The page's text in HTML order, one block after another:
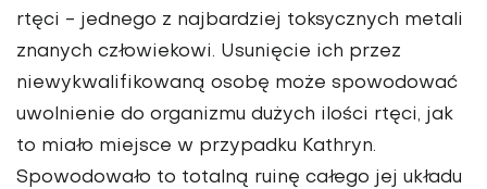
rtęci - jednego z najbardziej toksycznych metali
znanych człowiekowi. Usunięcie ich przez
niewykwalifikowaną osobę może spowodować
uwolnienie do organizmu dużych ilości rtęci, jak
to miało miejsce w przypadku Kathryn.
Spowodowało to totalną ruinę całego jej układu